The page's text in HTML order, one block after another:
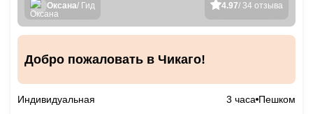
4.97/ 34 отзыва
Оксана/ Гид
Добро пожаловать в Чикаго!
Индивидуальная 3 часа Пешком